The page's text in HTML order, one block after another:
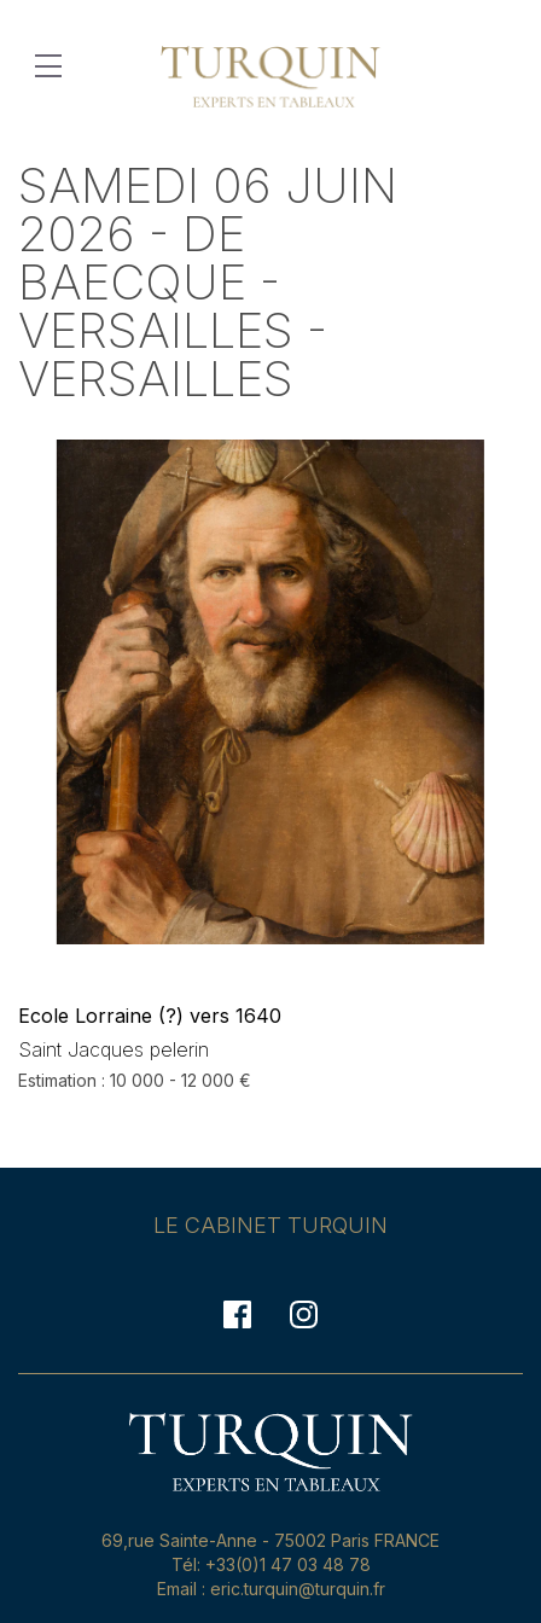
SAMEDI 06 JUIN
2026 - DE
BAECQUE -
VERSAILLES -
VERSAILLES
Ecole Lorraine (?) vers 1640
Saint Jacques pelerin
Estimation : 10 000 - 12 000 €
LE CABINET TURQUIN
69,rue Sainte-Anne - 75002 Paris FRANCE
Tél: +33(0)1 47 03 48 78
Email : eric.turquin@turquin.fr